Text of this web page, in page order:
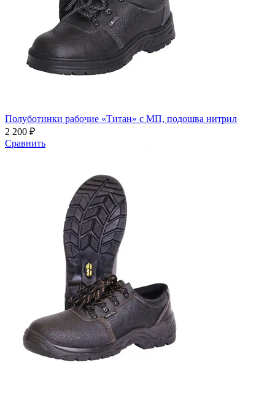
Полуботинки рабочие «Титан» с МП, подошва нитрил
2 200 ₽
Сравнить